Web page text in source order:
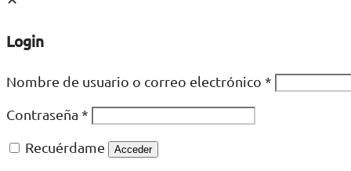
Login
Nombre de usuario o correo electrónico *
Contraseña *
Recuérdame
Acceder